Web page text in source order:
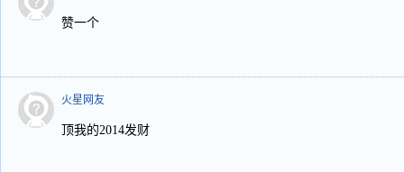
赞一个
火星网友
顶我的2014发财